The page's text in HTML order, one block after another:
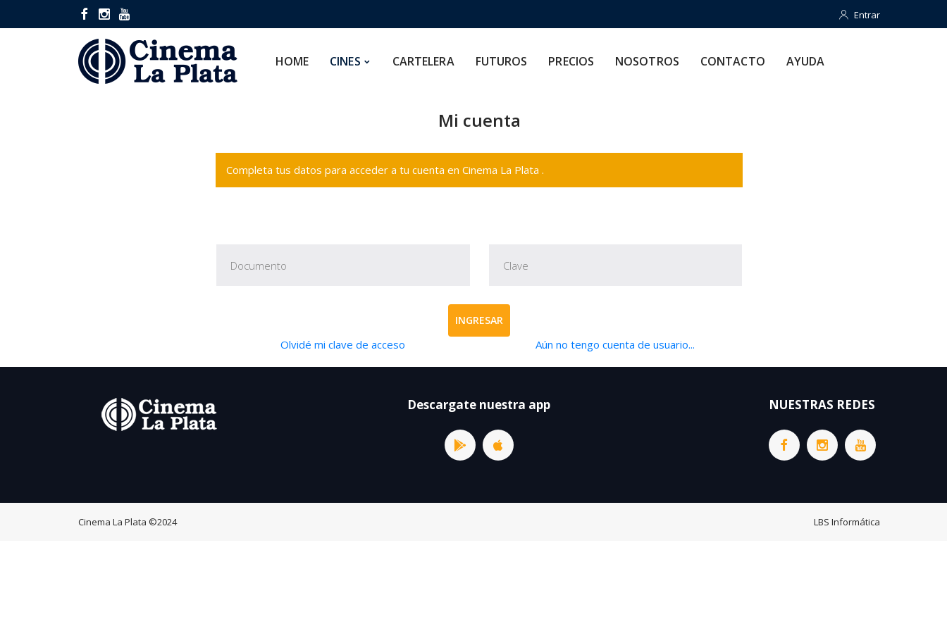
Entrar
Entrar
HOME CINES CARTELERA FUTUROS PRECIOS NOSOTROS CONTACTO AYUDA
Mi cuenta
Completa tus datos para acceder a tu cuenta en Cinema La Plata .
INGRESAR
Olvidé mi clave de acceso Aún no tengo cuenta de usuario...
Descargate nuestra app NUESTRAS REDES
Cinema La Plata ©2024 LBS Informática